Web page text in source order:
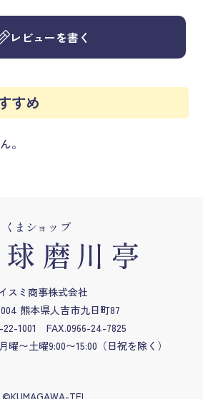
レビューを書く
すめ
。
スミ商事株式会社
熊本県人吉市九日町87
1001
FAX.0966-24-7825
曜〜土曜9:00〜15:00 （日祝を除く）
©KUMAGAWA-TEI